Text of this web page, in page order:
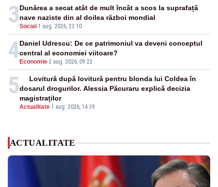
3Social -1 aug. 2026, 23:10
Dunărea a secat atât de mult încât a scos la suprafață
nave naziste din al doilea război mondial
4 Economie-2 aug. 2026, 09:22
Daniel Udrescu: De ce patrimoniul va deveni conceptul
central al economiei viitoare?
5
Actualitate-1 aug. 2026, 14:39
Lovitură după lovitură pentru blonda lui Coldea în
dosarul drogurilor. Alessia Păcuraru explică decizia
magistraților
ACTUALITATE